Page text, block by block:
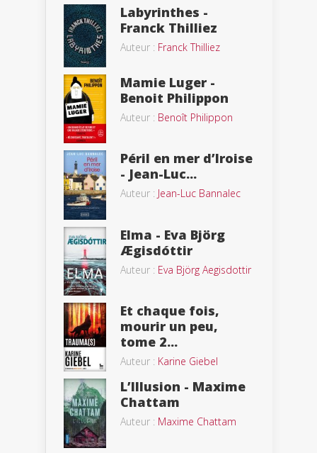
Labyrinthes -
Franck Thilliez
Auteur : Franck Thilliez
Mamie Luger -
Benoit Philippon
Auteur : Benoît Philippon
Péril en mer d’Iroise
- Jean-Luc...
Auteur : Jean-Luc Bannalec
Elma - Eva Björg
Ægisdóttir
Auteur : Eva Björg Aegisdottir
Et chaque fois,
mourir un peu,
tome 2...
Auteur : Karine Giebel
L’Illusion - Maxime
Chattam
Auteur : Maxime Chattam